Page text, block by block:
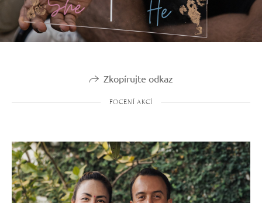
Zkopírujte odkaz
FOCENÍ AKCÍ